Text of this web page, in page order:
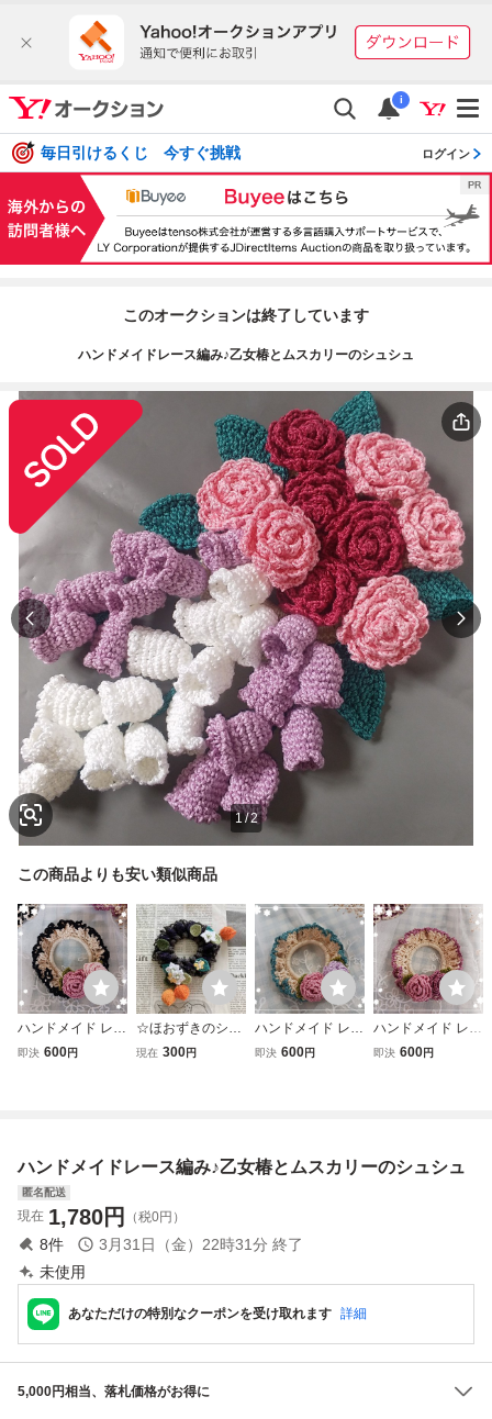
i
毎日引けるくじ 今すぐ挑戦 ログイン
このオークションは終了しています
ハンドメイドレース編み♪乙女椿とムスカリーのシュシュ
1/2
この商品よりも安い類似商品
ハンドメイド レー
ス編み シュシュ
即決 600円
☆ほおずきのシュ
シュ*ゴム替え可
現在 300円
ハンドメイド レー
ス編みシュシュ 薔
即決 600円
ハンドメイド レー
ス編みシュシュ 薔
即決 600円
ハンドメイドレース編み♪乙女椿とムスカリーのシュシュ
匿名配送
現在 1,780円 （税0円）
8件 3月31日（金）22時31分 終了
未使用
あなただけの特別なクーポンを受け取れます 詳細
5,000円相当、落札価格がお得に